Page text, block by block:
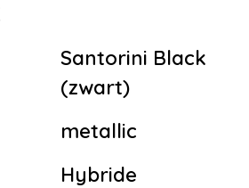
Santorini Black
(zwart)
metallic
Hybride